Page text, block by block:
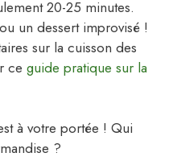
20-25 minutes.
un dessert improvisé !
sur la cuisson des
ce guide pratique sur la
à votre portée ! Qui
?